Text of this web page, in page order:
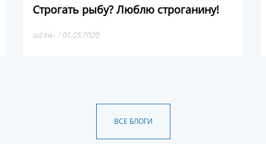
Строгать рыбу? Люблю строганину!
Хочу с вами поделиться про один из лучших деликатесов
admin / 01.05.2020
ВСЕ БЛОГИ